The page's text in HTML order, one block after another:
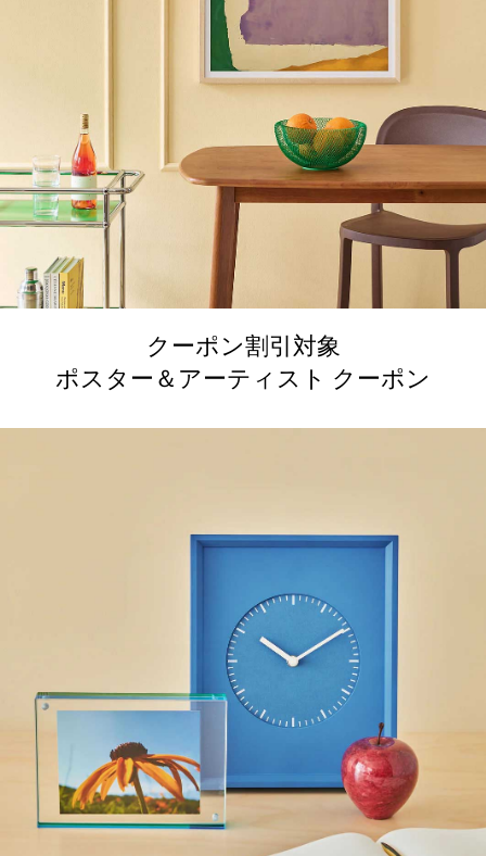
クーポン割引対象
ポスター＆アーティスト クーポン